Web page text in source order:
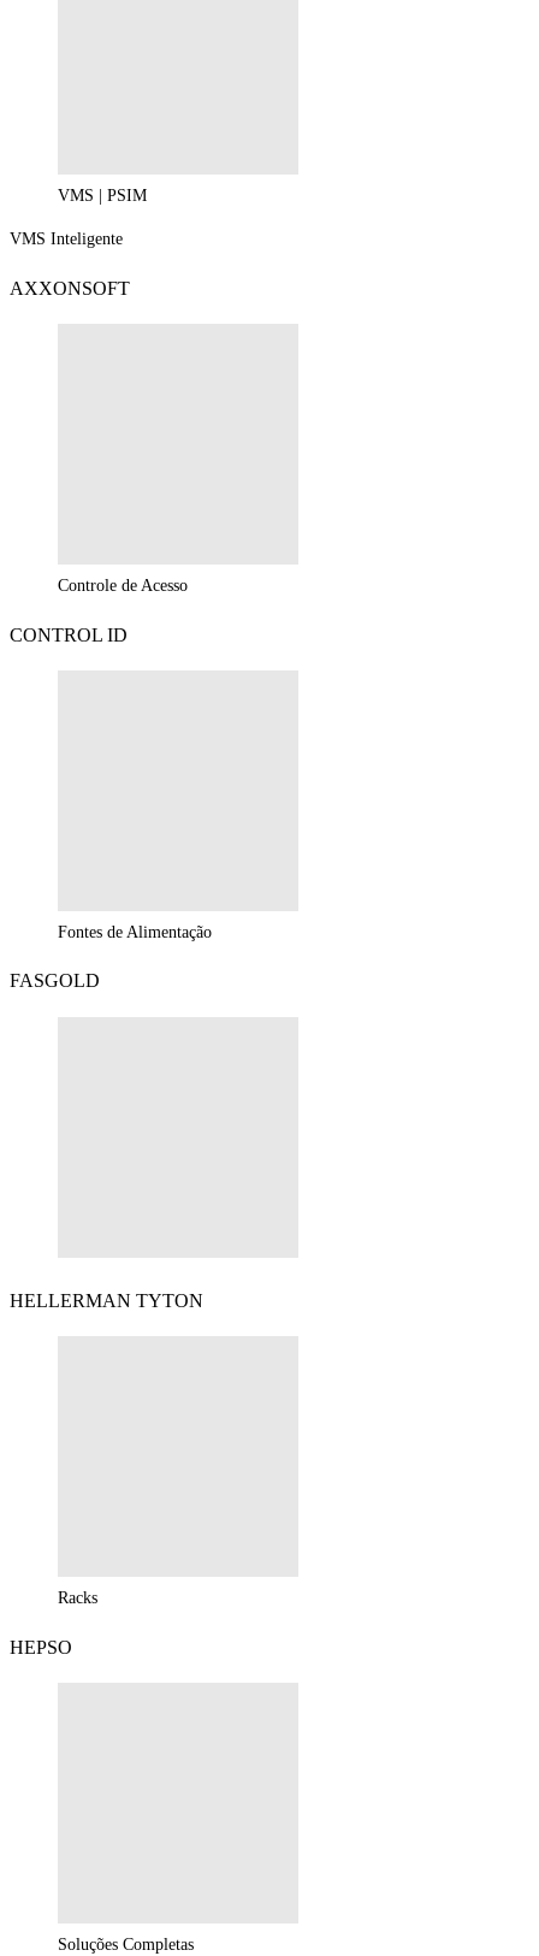
VMS | PSIM
VMS Inteligente
AXXONSOFT
Controle de Acesso
CONTROL ID
Fontes de Alimentação
FASGOLD
HELLERMAN TYTON
Racks
HEPSO
Soluções Completas